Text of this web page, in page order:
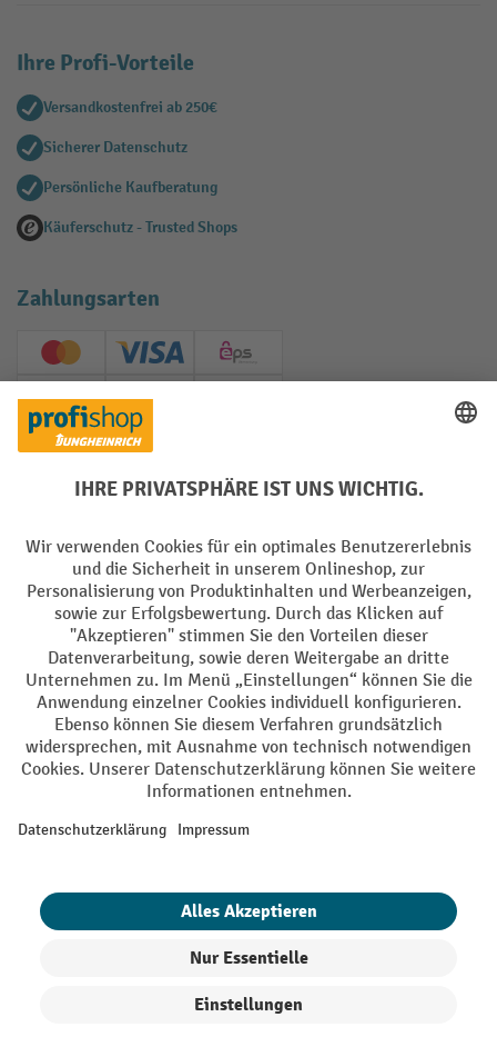
Ihre Profi-Vorteile
Versandkostenfrei ab 250€
Sicherer Datenschutz
Persönliche Kaufberatung
Käuferschutz - Trusted Shops
Zahlungsarten
Creditcard (Master)Creditcard (Visa)
EPS
PayPal
Soziale Netzwerke
Impressum Datenschutz
Barrierefreiheit Privacy Settings
Alle Preise exkl. gesetzl. Mehrwertsteuer zzgl.Versandkostenund ggf.
Nachnahmegebühren, wenn nicht anders angegeben.
¹ Der Rabatt gilt so lange der Vorrat reicht. Der Rabatt gilt nicht auf
oder Gutscheinen ist nicht möglich. | ² Der Rabatt wird einmalig bei
eingelöst werden. Die Höhe des Rabatts variiert je nach
Produktkategorie und beträgt bis zu 10 % (10 % auf Lager, Umwelt,
Heben | 7% auf Büro). Ausgenommen sind Elektro-Hubwagen,
Ausschluss von Werkzeug. Gilt nicht auf Sonderpreise. Kombination